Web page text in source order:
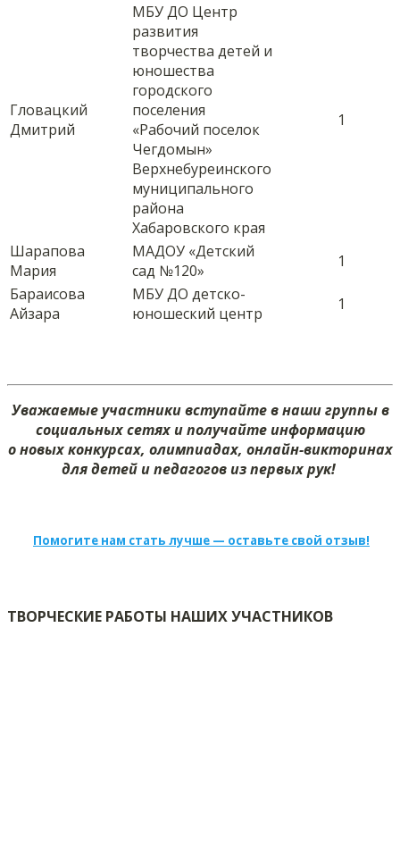
Гловацкий
Дмитрий
МБУ ДО Центр
развития
творчества детей и
юношества
городского
поселения
«Рабочий поселок
Чегдомын»
Верхнебуреинского
муниципального
района
Хабаровского края
1
Шарапова
Мария
МАДОУ «Детский
сад №120»
1
Бараисова
Айзара
МБУ ДО детско-
юношеский центр
1
Уважаемые участники вступайте в наши группы в
социальных сетях и получайте информацию
о новых конкурсах, олимпиадах, онлайн-викторинах
для детей и педагогов из первых рук!
Помогите нам стать лучше — оставьте свой отзыв!
ТВОРЧЕСКИЕ РАБОТЫ НАШИХ УЧАСТНИКОВ